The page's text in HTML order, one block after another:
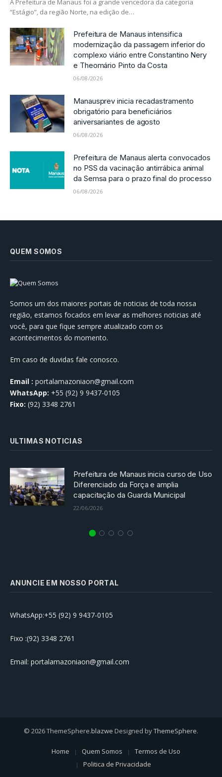
A Prefeitura de Manaus foi a grande vencedora da categoria
“Estágio”, da região Norte, na edição de…
Prefeitura de Manaus intensifica
modernização da passagem inferior do
complexo viário entre Constantino Nery
e Theomário Pinto da Costa
06/08/2026
Manausprev inicia recadastramento
obrigatório para beneficiários
aniversariantes de agosto
06/08/2026
Prefeitura de Manaus alerta convocados
no PSS da vacinação antirrábica animal
da Semsa para o prazo final do processo
06/08/2026
QUEM SOMOS
Somos um dos maiores portais de noticias de toda nossa
região, estamos focados em levar as melhores noticias até
você, para que fique sempre atualizado com os
acontecimentos do momento.
Em caso de duvidas fale conosco.
Email : portalamazoniaon@gmail.com
WhatsApp: +55 (92) 9 9437-0105
Fixo: (92) 3348 2761
ULTIMAS NOTICIAS
Prefeitura de Manaus inicia curso de Uso
Diferenciado da Força e amplia
capacitação da Guarda Municipal
22/06/2026
ANUNCIE EM NOSSO PORTAL
WhatsApp:+55 (92) 9 9437-0105
Fixo :(92) 3348 2761
Email: portalamazoniaon@gmail.com
© 2026 ThemeSphere.blazwe Designed byThemeSphere.
Home Quem Somos
Termos de Uso
Politica de Privacidade